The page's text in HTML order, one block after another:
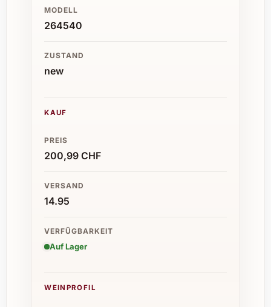
MODELL
264540
ZUSTAND
new
KAUF
PREIS
200,99 CHF
VERSAND
14.95
VERFÜGBARKEIT
Auf Lager
WEINPROFIL